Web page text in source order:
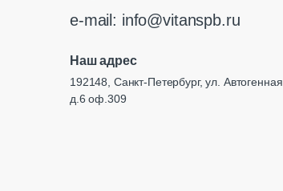
e-mail: info@vitanspb.ru
Наш адрес
192148, Санкт-Петербург, ул. Автогенная
д.6 оф.309